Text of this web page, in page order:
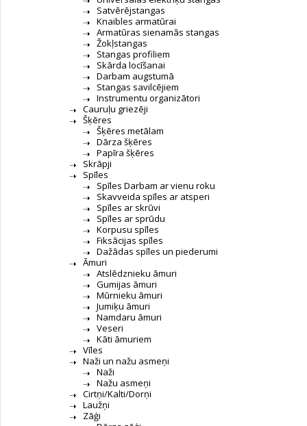
Satvērējstangas
Knaibles armatūrai
Armatūras sienamās stangas
Žokļstangas
Stangas profiliem
Skārda locīšanai
Darbam augstumā
Stangas savilcējiem
Instrumentu organizātori
Cauruļu griezēji
Šķēres
Šķēres metālam
Dārza šķēres
Papīra šķēres
Skrāpji
Spīles
Spīles Darbam ar vienu roku
Skavveida spīles ar atsperi
Spīles ar skrūvi
Spīles ar sprūdu
Korpusu spīles
Fiksācijas spīles
Dažādas spīles un piederumi
Āmuri
Atslēdznieku āmuri
Gumijas āmuri
Mūrnieku āmuri
Jumiķu āmuri
Namdaru āmuri
Veseri
Kāti āmuriem
Vīles
Naži un nažu asmeņi
Naži
Nažu asmeņi
Cirtņi/Kalti/Dorņi
Laužņi
Zāģi